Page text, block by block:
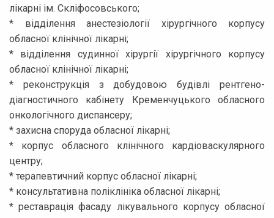
лікарні ім. Скліфосовського;
* відділення анестезіології хірургічного корпусу
обласної клінічної лікарні;
* відділення судинної хірургії хірургічного корпусу
обласної клінічної лікарні;
* реконструкція з добудовою будівлі рентгено-
діагностичного кабінету Кременчуцького обласного
онкологічного диспансеру;
* захисна споруда обласної лікарні;
* корпус обласного клінічного кардіоваскулярного
центру;
* терапевтичний корпус обласної лікарні;
* консультативна поліклініка обласної лікарні;
* реставрація фасаду лікувального корпусу обласної